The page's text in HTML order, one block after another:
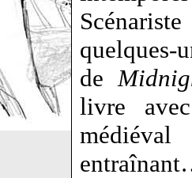
quelques-
de
livre